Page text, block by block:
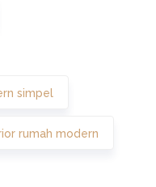
simpel
rumah modern